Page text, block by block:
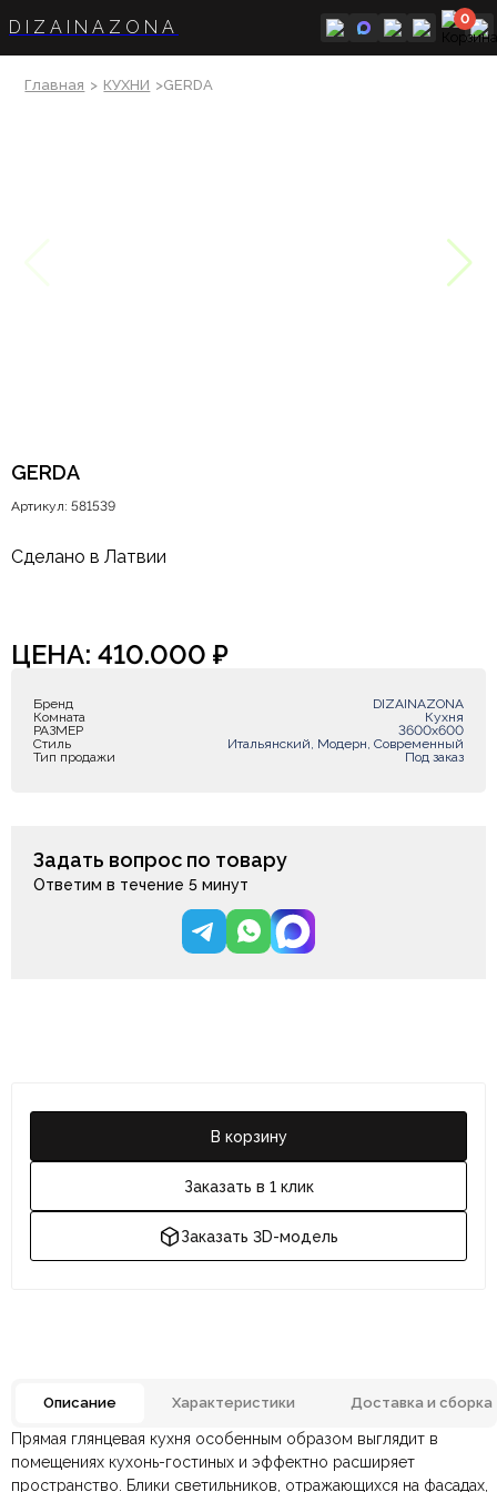
DIZAINAZONA 0
Главная > КУХНИ >GERDA
GERDA
Артикул: 581539
Сделано в Латвии
В корзину
Заказать в 1 клик
Заказать 3D-модель
ЦЕНА: 410.000 ₽
Бренд
DIZAINAZONA
Комната
Кухня
РАЗМЕР
3600х600
Стиль
Итальянский, Модерн, Современный
Тип продажи
Под заказ
Задать вопрос по товару
Ответим в течение 5 минут
Описание Характеристики Доставка и сборка
Прямая глянцевая кухня особенным образом выглядит в
помещениях кухонь-гостиных и эффектно расширяет
пространство. Блики светильников, отражающихся на фасадах,
Бренд DIZAINAZONA
Отзывов ещё нет. Напишите первым.